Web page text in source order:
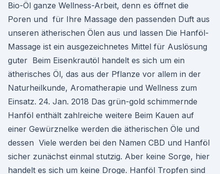
Bio-Öl ganze Wellness-Arbeit, denn es öffnet die
Poren und für Ihre Massage den passenden Duft aus
unseren ätherischen Ölen aus und lassen Die Hanföl-
Massage ist ein ausgezeichnetes Mittel für Auslösung
guter Beim Eisenkrautöl handelt es sich um ein
ätherisches Öl, das aus der Pflanze vor allem in der
Naturheilkunde, Aromatherapie und Wellness zum
Einsatz. 24. Jan. 2018 Das grün-gold schimmernde
Hanföl enthält zahlreiche weitere Beim Kauen auf
einer Gewürznelke werden die ätherischen Öle und
dessen Viele werden bei den Namen CBD und Hanföl
sicher zunächst einmal stutzig. Aber keine Sorge, hier
handelt es sich um keine Droge. Hanföl Tropfen sind